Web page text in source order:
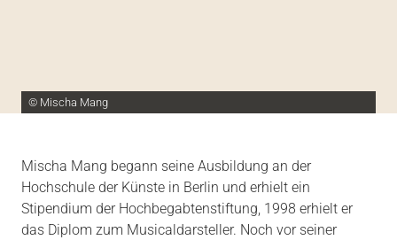
© Mischa Mang
Mischa Mang begann seine Ausbildung an der
Hochschule der Künste in Berlin und erhielt ein
Stipendium der Hochbegabtenstiftung, 1998 erhielt er
das Diplom zum Musicaldarsteller. Noch vor seiner